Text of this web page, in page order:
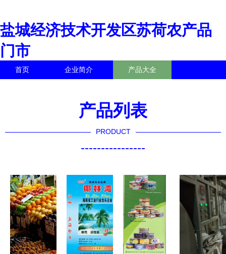
盐城经济技术开发区苏荷农产品
门市
首页 企业简介 产品大全
产品列表
PRODUCT
----------------